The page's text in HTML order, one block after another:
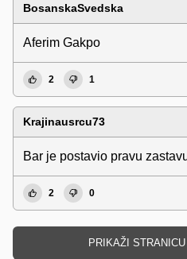
BosanskaSvedska
Aferim Gakpo
2 1
Krajinausrcu73
Bar je postavio pravu
2 0
PRIKAŽI